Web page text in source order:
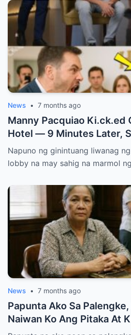
News • 7 months ago
Manny Pacquiao Ki.ck.ed
Hotel — 9 Minutes Later,
Entire Staff…..
Napuno ng ginintuang liwanag
lobby na may sahig na marmol
News • 7 months ago
Papunta Ako Sa
Naiwan Ko Ang Pitaka At
Umuwi, Pero…